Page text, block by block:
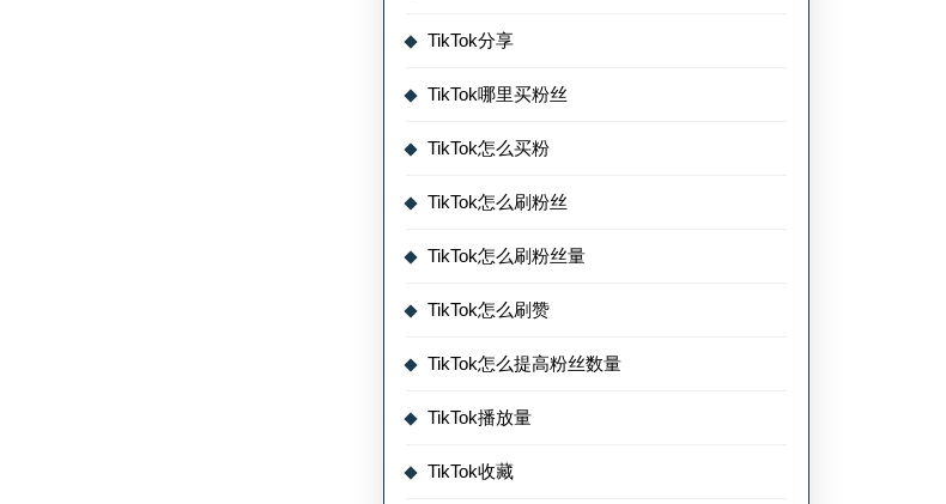
TikTok分享
TikTok哪里买粉丝
TikTok怎么买粉
TikTok怎么刷粉丝
TikTok怎么刷粉丝量
TikTok怎么刷赞
TikTok怎么提高粉丝数量
TikTok播放量
TikTok收藏